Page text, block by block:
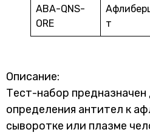
ABA-QNS-
ORE
т
Описание:
Тест-набор предназначен
определения антител к
сыворотке или плазме